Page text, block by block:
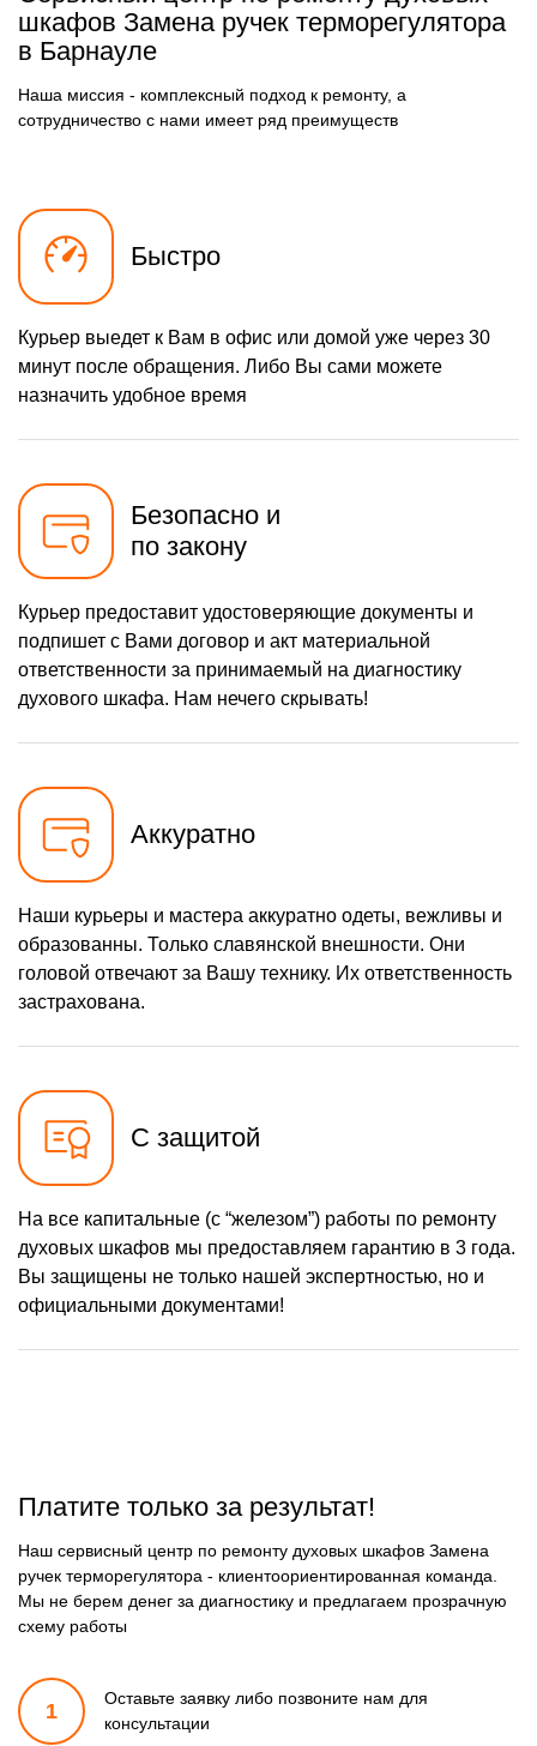
шкафов Замена ручек терморегулятора
в Барнауле
Наша миссия - комплексный подход к ремонту, а
сотрудничество с нами имеет ряд преимуществ
Быстро
Курьер выедет к Вам в офис или домой уже через 30
минут после обращения. Либо Вы сами можете
назначить удобное время
Безопасно и
по закону
Курьер предоставит удостоверяющие документы и
подпишет с Вами договор и акт материальной
ответственности за принимаемый на диагностику
духового шкафа. Нам нечего скрывать!
Аккуратно
Наши курьеры и мастера аккуратно одеты, вежливы и
образованны. Только славянской внешности. Они
головой отвечают за Вашу технику. Их ответственность
застрахована.
С защитой
На все капитальные (с “железом”) работы по ремонту
духовых шкафов мы предоставляем гарантию в 3 года.
Вы защищены не только нашей экспертностью, но и
официальными документами!
Платите только за результат!
Наш сервисный центр по ремонту духовых шкафов Замена
ручек терморегулятора - клиентоориентированная команда.
Мы не берем денег за диагностику и предлагаем прозрачную
схему работы
1
Оставьте заявку либо позвоните нам для
консультации